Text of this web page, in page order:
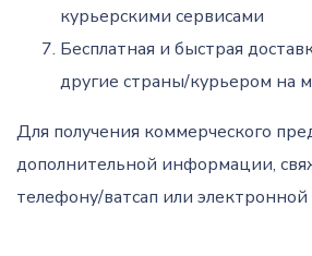
курьерскими сервисами
Бесплатная и быстрая
другие страны/курьером на
Для получения коммерческого
дополнительной информации,
телефону/ватсап или электронной